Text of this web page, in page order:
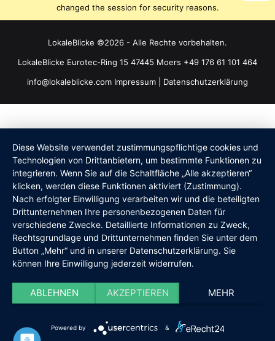
changed the session for security reasons.
LokaleBlicke ©2026 - Alle Rechte vorbehalten.
LokaleBlicke Eurotec-Ring 15 47445 Moers +49 176 61 101 464
info@lokaleblicke.com Impressum Datenschutzerklärung
Diese Website verwendet zustimmungspflichtige cookies und
Technologien von Drittanbietern, um bestimmte Funktionen zu
integrieren. Wenn Sie auf die Schaltfläche „Alle akzeptieren“
klicken, werden diese Funktionen aktiviert (Zustimmung).
Nach erfolgter Einwilligung verarbeiten wir und die beteiligten
Drittunternehmen Ihre personenbezogenen Daten für
verschiedene Zwecke. Detaillierte Informationen zu Zweck,
Rechtsgrundlage und Drittunternehmen finden Sie unter dem
Button „Mehr“ und in unserer Datenschutzerklärung. Sie
können Ihre Einwilligung jederzeit widerrufen.
ABLEHNEN AKZEPTIEREN MEHR
Powered by &